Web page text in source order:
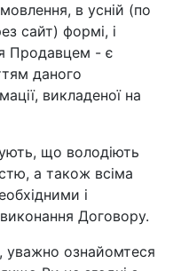
в усній (по
сайт) формі, і
Продавцем - є
даного
викладеної на
що володіють
а також всіма
і
Договору.
уважно ознайомтеся